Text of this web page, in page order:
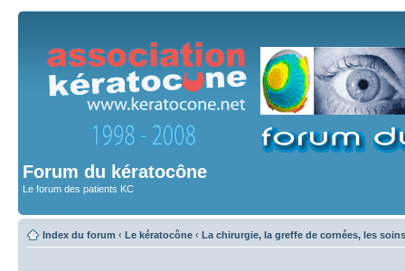
Forum du kératocône
Le forum des patients KC
Index du forum ‹ Le kératocône ‹ La chirurgie, la greffe de cornées, les